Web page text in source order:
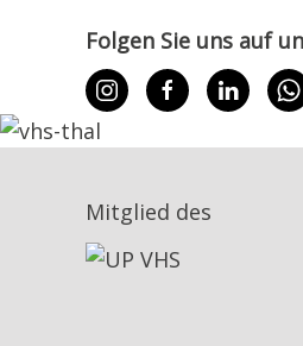
Folgen Sie uns auf
Mitglied des